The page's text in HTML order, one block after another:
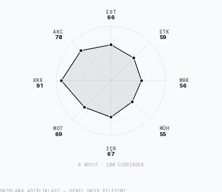
EST
66
ETK
59
MRK
56
MÜH
55
İÇR
67
MOT
69
KRR
91
AKC
78
8 BOYUT · 100 ÜZERİNDEN